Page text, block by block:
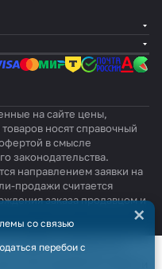
на сайте цены,
носят справочный
в смысле
законодательства.
направлением заявки на
продажи считается
заказа продавцом и
со связью
перебои с
×
даёте согласие на
сайта и